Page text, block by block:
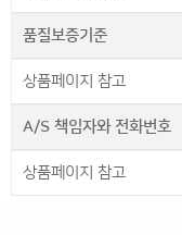
품질보증기준
상품페이지 참고
A/S 책임자와 전화번호
상품페이지 참고